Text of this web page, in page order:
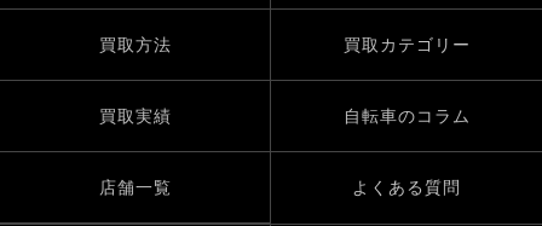
買取方法 買取カテゴリー
買取実績 自転車のコラム
店舗一覧 よくある質問